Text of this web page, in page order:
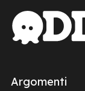
Argomenti